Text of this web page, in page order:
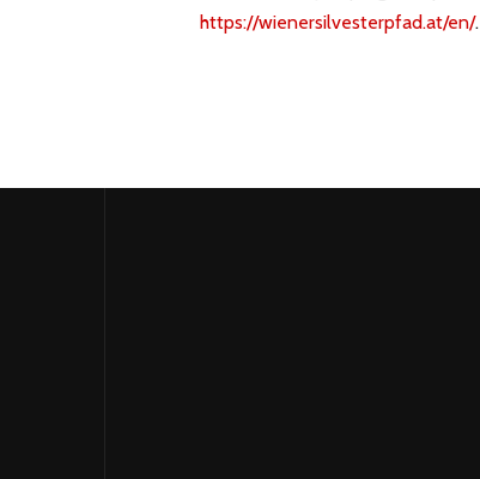
https://wienersilvesterpfad.at/en/.